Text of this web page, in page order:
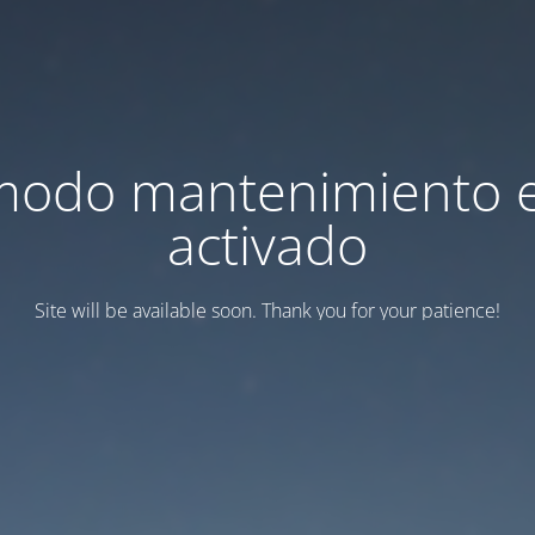
mantenimiento
activado
Site will be available soon. Thank you for your patience!